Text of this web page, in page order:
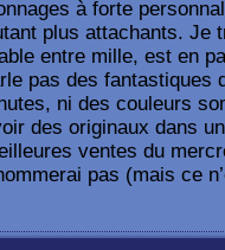
à forte
plus attachants. Je
entre mille, est en
pas des fantastiques
ni des couleurs
des originaux dans
ventes du
pas (mais ce